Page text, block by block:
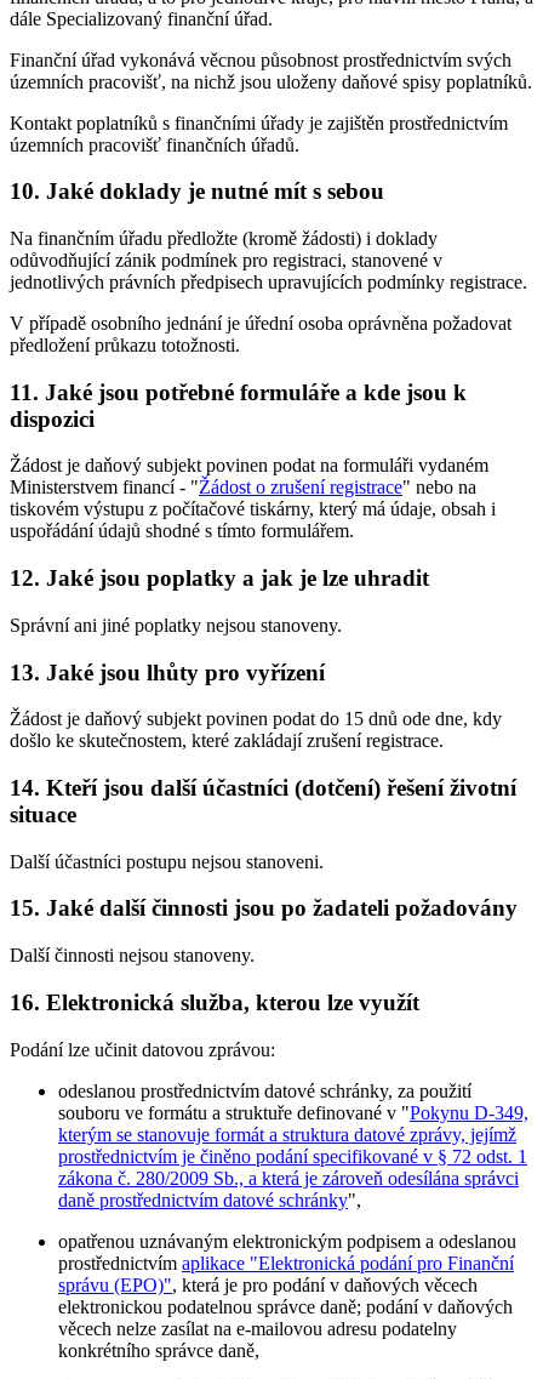
dále Specializovaný finanční úřad.
Finanční úřad vykonává věcnou působnost prostřednictvím svých
územních pracovišť, na nichž jsou uloženy daňové spisy poplatníků.
Kontakt poplatníků s finančními úřady je zajištěn prostřednictvím
územních pracovišť finančních úřadů.
10. Jaké doklady je nutné mít s sebou
Na finančním úřadu předložte (kromě žádosti) i doklady
odůvodňující zánik podmínek pro registraci, stanovené v
jednotlivých právních předpisech upravujících podmínky registrace.
V případě osobního jednání je úřední osoba oprávněna požadovat
předložení průkazu totožnosti.
11. Jaké jsou potřebné formuláře a kde jsou k
dispozici
Žádost je daňový subjekt povinen podat na formuláři vydaném
Ministerstvem financí - "Žádost o zrušení registrace" nebo na
tiskovém výstupu z počítačové tiskárny, který má údaje, obsah i
uspořádání údajů shodné s tímto formulářem.
12. Jaké jsou poplatky a jak je lze uhradit
Správní ani jiné poplatky nejsou stanoveny.
13. Jaké jsou lhůty pro vyřízení
Žádost je daňový subjekt povinen podat do 15 dnů ode dne, kdy
došlo ke skutečnostem, které zakládají zrušení registrace.
14. Kteří jsou další účastníci (dotčení) řešení životní
situace
Další účastníci postupu nejsou stanoveni.
15. Jaké další činnosti jsou po žadateli požadovány
Další činnosti nejsou stanoveny.
16. Elektronická služba, kterou lze využít
Podání lze učinit datovou zprávou:
odeslanou prostřednictvím datové schránky, za použití
souboru ve formátu a struktuře definované v "Pokynu D-349,
kterým se stanovuje formát a struktura datové zprávy, jejímž
prostřednictvím je činěno podání specifikované v § 72 odst. 1
zákona č. 280/2009 Sb., a která je zároveň odesílána správci
daně prostřednictvím datové schránky",
opatřenou uznávaným elektronickým podpisem a odeslanou
prostřednictvím aplikace "Elektronická podání pro Finanční
správu (EPO)", která je pro podání v daňových věcech
elektronickou podatelnou správce daně; podání v daňových
věcech nelze zasílat na e-mailovou adresu podatelny
konkrétního správce daně,